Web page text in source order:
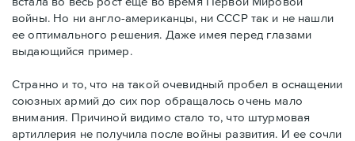
войны. Но ни англо-американцы, ни СССР так и не нашли
ее оптимального решения. Даже имея перед глазами
выдающийся пример.
Странно и то, что на такой очевидный пробел в оснащении
союзных армий до сих пор обращалось очень мало
внимания. Причиной видимо стало то, что штурмовая
артиллерия не получила после войны развития. И ее сочли